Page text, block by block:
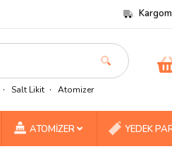
Salt Likit Atomizer
ATOMİZER YEDEK